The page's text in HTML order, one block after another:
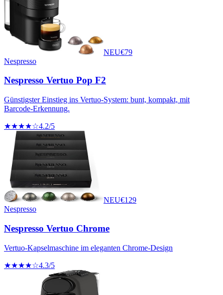
NEU€79
Nespresso
Nespresso Vertuo Pop F2
Günstigster Einstieg ins Vertuo-System: bunt, kompakt, mit
Barcode-Erkennung.
★★★★☆4.2/5
NEU€129
Nespresso
Nespresso Vertuo Chrome
Vertuo-Kapselmaschine im eleganten Chrome-Design
★★★★☆4.3/5